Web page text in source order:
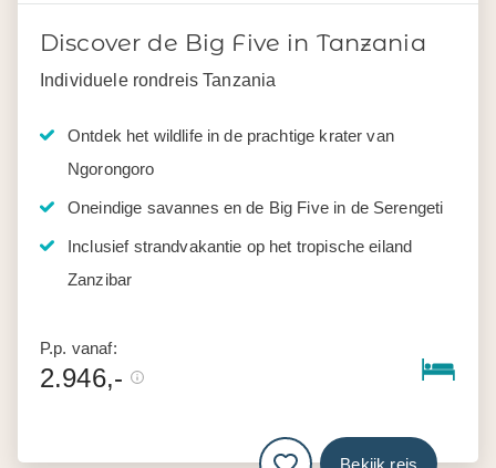
Discover de Big Five in Tanzania
Individuele rondreis Tanzania
Ontdek het wildlife in de prachtige krater van
Ngorongoro
Oneindige savannes en de Big Five in de Serengeti
Inclusief strandvakantie op het tropische eiland
Zanzibar
P.p. vanaf:
2.946,-
Bekijk reis